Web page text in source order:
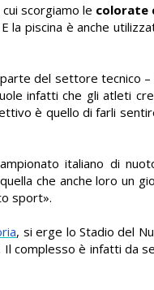
scorgiamo le colorate
la piscina è anche
del settore tecnico –
infatti che gli atleti
è quello di farli
italiano di
che anche loro un
sport».
, si erge lo Stadio del
Il complesso è infatti da